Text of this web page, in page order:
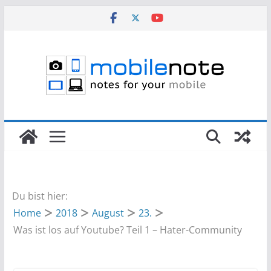
Du bist hier:
Home
2018 August
23.
Was ist los auf Youtube? Teil 1 – Hater-Community